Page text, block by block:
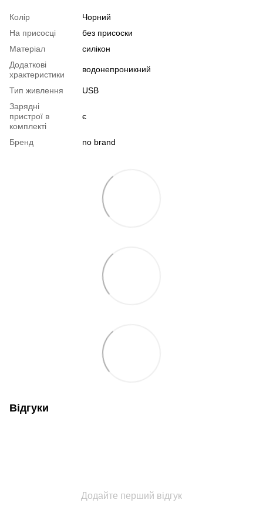
Колір
Чорний
На присосці
без присоски
Матеріал
силікон
Додаткові
храктеристики
водонепроникний
Тип живлення
USB
Зарядні
пристрої в
комплекті
є
Бренд no brand
Відгуки
Додайте перший відгук